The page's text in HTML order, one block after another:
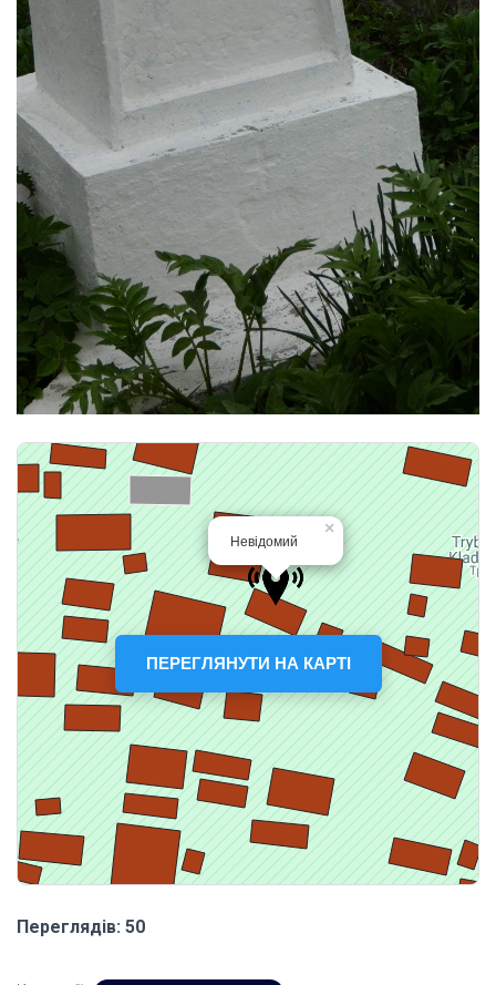
ПЕРЕГЛЯНУТИ НА КАРТІ
Переглядів: 50